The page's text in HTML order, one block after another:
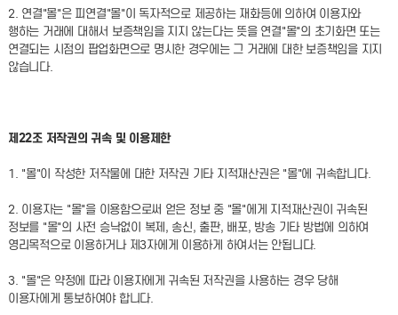
2. 연결"몰"은 피연결"몰"이 독자적으로 제공하는 재화등에 의하여 이용자와
행하는 거래에 대해서 보증책임을 지지 않는다는 뜻을 연결"몰"의 초기화면 또는
연결되는 시점의 팝업화면으로 명시한 경우에는 그 거래에 대한 보증책임을 지지
않습니다.
제22조 저작권의 귀속 및 이용제한
1. "몰"이 작성한 저작물에 대한 저작권 기타 지적재산권은 "몰"에 귀속합니다.
2. 이용자는 "몰"을 이용함으로써 얻은 정보 중 "몰"에게 지적재산권이 귀속된
정보를 "몰"의 사전 승낙없이 복제, 송신, 출판, 배포, 방송 기타 방법에 의하여
영리목적으로 이용하거나 제3자에게 이용하게 하여서는 안됩니다.
3. "몰"은 약정에 따라 이용자에게 귀속된 저작권을 사용하는 경우 당해
이용자에게 통보하여야 합니다.